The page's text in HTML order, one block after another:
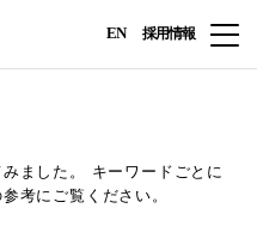
EN 採用情報
ました。
キーワードごとに
考にご覧ください。